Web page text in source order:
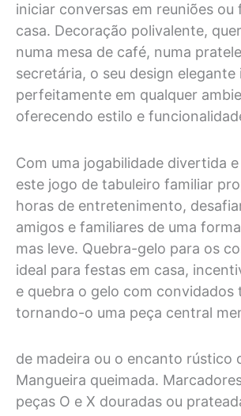
iniciar conversas em reuniões ou
casa. Decoração polivalente,
numa mesa de café, numa
secretária, o seu design
perfeitamente em qualquer
oferecendo estilo e
Com uma jogabilidade divertida
este jogo de tabuleiro familiar
horas de entretenimento,
amigos e familiares de uma
mas leve. Quebra-gelo para os
ideal para festas em casa,
e quebra o gelo com convidados
tornando-o uma peça central
de madeira ou o encanto rústico
Mangueira queimada.
peças O e X douradas ou